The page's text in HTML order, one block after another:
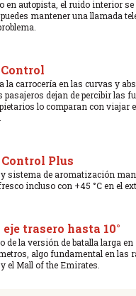
en autopista, el ruido interior
puedes mantener una llamada
carrocería en las curvas y
pasajeros dejan de percibir las
lo comparan con viajar
Plus
sistema de aromatización
incluso con +45 °C en el
trasero hasta 10°
de la versión de batalla larga en
algo fundamental en las
el Mall of the Emirates.